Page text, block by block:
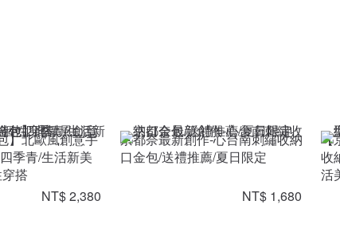
】北歐風創意手
季青/生活新美
搭
NT$ 2,380
京都奈最新創作-心台南刺繡收納
口金包/送禮推薦/夏日限定
NT$ 1,680
【
收
活